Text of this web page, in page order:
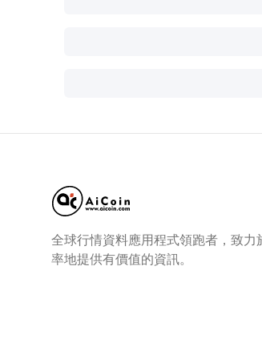
全球行情資料應用程式領跑者，致力
率地提供有價值的資訊。